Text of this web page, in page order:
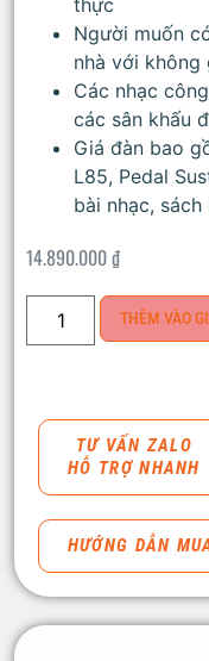
Người muốn
nhà với không
Các nhạc
các sân khấu
Giá đàn bao
L85, Pedal
bài nhạc,
14.890.000₫
THÊM VÀO
TƯ VẤN ZALO
HỖ TRỢ NHANH
HƯỚNG DẪN